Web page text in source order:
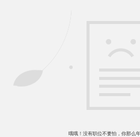
哦哦！没有职位不要怕，你那么